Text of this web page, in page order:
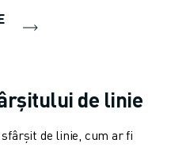
de linie
de linie, cum ar fi